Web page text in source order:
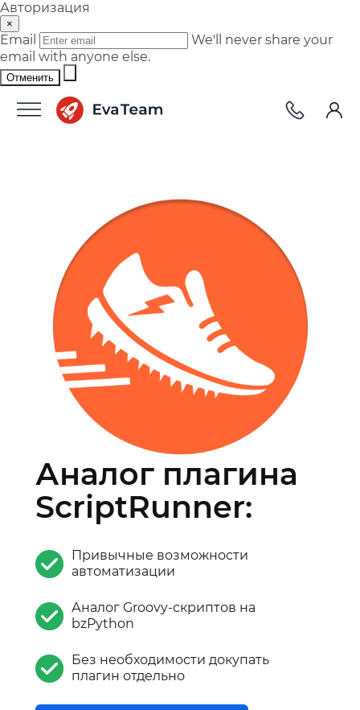
Авторизация
×
Email
We'll never share your
email with anyone else.
Отменить
Аналог плагина
ScriptRunner:
Привычные возможности
автоматизации
Аналог Groovy-скриптов на
bzPython
Без необходимости докупать
плагин отдельно